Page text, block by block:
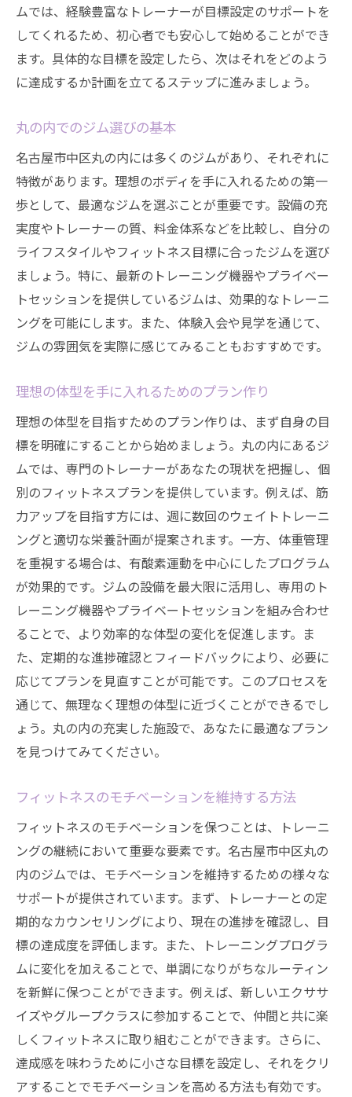
丸の内で選ぶべきジムの特徴
名古屋市中区のジムが人気な理由とは
初心者でも安心！丸の内のジムで専門トレーナ
ーのサポートを受ける
初心者が知っておくべきトレーニングの基
トレーナーの選び方とその重要性
マンツーマンサポートで目指せるボディメ
初心者が陥りやすい失敗とその回避法
トレーナーとのコミュニケーションのコツ
丸の内の初心者向けジムの特徴
最新設備を活用した効率的なトレーニングがで
きるジム
効率的なトレーニング法と設備の使い方
設備が提供するトレーニングの柔軟性
最新テクノロジーがトレーニングに与える
丸の内のジムで体験できる最新設備
設備を活用した目標達成のための戦略
忙しい日常にフィットしたトレーニングプログ
ラムを見つけよう
時間効率を考慮したプログラムの選び方
短時間で効果的なトレーニングの秘訣
日常生活に組み込みやすいトレーニング
ワークアウトプランニングの重要性
丸の内ジムでのフレキシブルなプログラム
仕事とトレーニングのバランスの取り方
楽しめるフィットネスルーティンの作り方
友人と一緒に楽しむジムライフ
音楽やテクノロジーを利用したトレーニン
グ
丸の内のジムが提供するエンターテイメン
ト要素
トレーニングを楽しむための心理的アプロ
ーチ
目標達成を楽しく続けるためのヒント
あなたのフィットネス目標を達成するための最
適なジムとは
個人の目標にマッチするジムの選び方
ムでは、経験豊富なトレーナーが目標設定のサポートを
してくれるため、初心者でも安心して始めることができ
ます。具体的な目標を設定したら、次はそれをどのよう
に達成するか計画を立てるステップに進みましょう。
丸の内でのジム選びの基本
名古屋市中区丸の内には多くのジムがあり、それぞれに
特徴があります。理想のボディを手に入れるための第一
歩として、最適なジムを選ぶことが重要です。設備の充
実度やトレーナーの質、料金体系などを比較し、自分の
ライフスタイルやフィットネス目標に合ったジムを選び
ましょう。特に、最新のトレーニング機器やプライベー
トセッションを提供しているジムは、効果的なトレーニ
ングを可能にします。また、体験入会や見学を通じて、
ジムの雰囲気を実際に感じてみることもおすすめです。
理想の体型を手に入れるためのプラン作り
理想の体型を目指すためのプラン作りは、まず自身の目
標を明確にすることから始めましょう。丸の内にあるジ
ムでは、専門のトレーナーがあなたの現状を把握し、個
別のフィットネスプランを提供しています。例えば、筋
力アップを目指す方には、週に数回のウェイトトレーニ
ングと適切な栄養計画が提案されます。一方、体重管理
を重視する場合は、有酸素運動を中心にしたプログラム
が効果的です。ジムの設備を最大限に活用し、専用のト
レーニング機器やプライベートセッションを組み合わせ
ることで、より効率的な体型の変化を促進します。ま
た、定期的な進捗確認とフィードバックにより、必要に
応じてプランを見直すことが可能です。このプロセスを
通じて、無理なく理想の体型に近づくことができるでし
ょう。丸の内の充実した施設で、あなたに最適なプラン
を見つけてみてください。
フィットネスのモチベーションを維持する方法
フィットネスのモチベーションを保つことは、トレーニ
ングの継続において重要な要素です。名古屋市中区丸の
内のジムでは、モチベーションを維持するための様々な
サポートが提供されています。まず、トレーナーとの定
期的なカウンセリングにより、現在の進捗を確認し、目
標の達成度を評価します。また、トレーニングプログラ
ムに変化を加えることで、単調になりがちなルーティン
を新鮮に保つことができます。例えば、新しいエクササ
イズやグループクラスに参加することで、仲間と共に楽
しくフィットネスに取り組むことができます。さらに、
達成感を味わうために小さな目標を設定し、それをクリ
アすることでモチベーションを高める方法も有効です。